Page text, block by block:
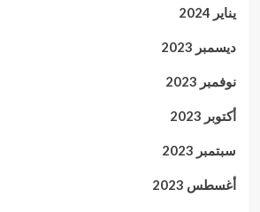
يناير 2024
ديسمبر 2023
نوفمبر 2023
أكتوبر 2023
سبتمبر 2023
أغسطس 2023